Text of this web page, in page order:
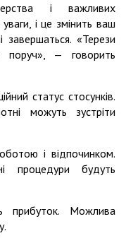
і важливих
і це змінить ваш
завершаться. «Терези
— говорить
статус стосунків.
можуть зустріти
і відпочинком.
процедури будуть
прибуток. Можлива